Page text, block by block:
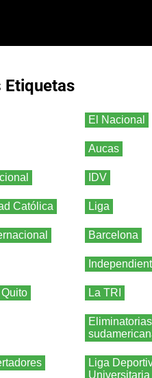
Etiquetas
El Nacional
Aucas
IDV
Católica Liga
Barcelona
La TRI
Eliminatorias
Liga
Universitaria